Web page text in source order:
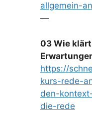
allgemein-an
—
03 Wie
https://
kurs-rede-
den-
die-rede